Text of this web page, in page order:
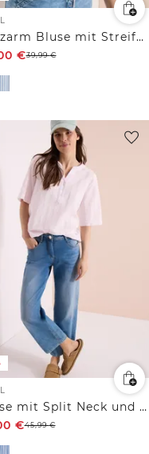
Kurzarm Bluse mit Streifenmuster
€39,99€
Bluse mit Split Neck und Streifen
€45,99€